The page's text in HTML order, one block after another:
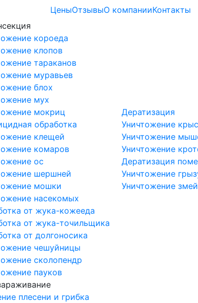
ЦеныОтзывыО компанииКонтакты
короеда
клопов
тараканов
муравьев
блох
мух
мокриц
обработка
клещей
комаров
ос
шершней
мошки
насекомых
от жука-кожееда
от жука-точильщика
от долгоносика
чешуйницы
сколопендр
пауков
Дератизация
Уничтожение крыс
Уничтожение
Уничтожение
Дератизация
Уничтожение
Уничтожение змей
плесени и грибка